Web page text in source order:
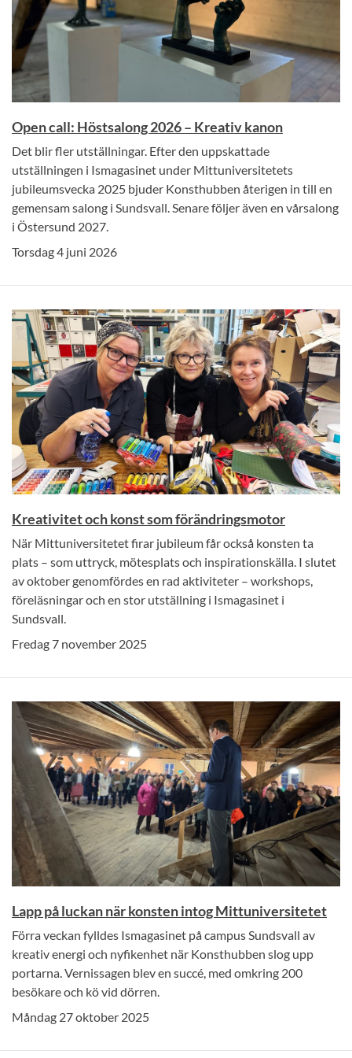
Open call: Höstsalong 2026 – Kreativ kanon
Det blir fler utställningar. Efter den uppskattade
utställningen i Ismagasinet under Mittuniversitetets
jubileumsvecka 2025 bjuder Konsthubben återigen in till en
gemensam salong i Sundsvall. Senare följer även en vårsalong
i Östersund 2027.
Torsdag 4 juni 2026
Kreativitet och konst som förändringsmotor
När Mittuniversitetet firar jubileum får också konsten ta
plats – som uttryck, mötesplats och inspirationskälla. I slutet
av oktober genomfördes en rad aktiviteter – workshops,
föreläsningar och en stor utställning i Ismagasinet i
Sundsvall.
Fredag 7 november 2025
Lapp på luckan när konsten intog Mittuniversitetet
Förra veckan fylldes Ismagasinet på campus Sundsvall av
kreativ energi och nyfikenhet när Konsthubben slog upp
portarna. Vernissagen blev en succé, med omkring 200
besökare och kö vid dörren.
Måndag 27 oktober 2025